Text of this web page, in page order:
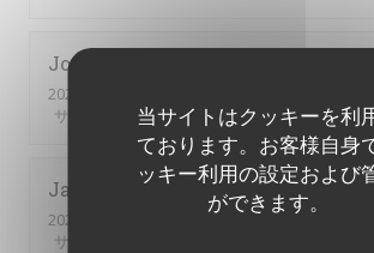
当サイトはクッキーを利
ております。お客様自身
ッキー利用の設定および
ができます。
Joelle
2026-08-01
サービス
/5 雰囲気 : 5/5 メニュー:5/5 品質
Jacky
2026-07-31
- 20:00 - ゲスト 2
サービス